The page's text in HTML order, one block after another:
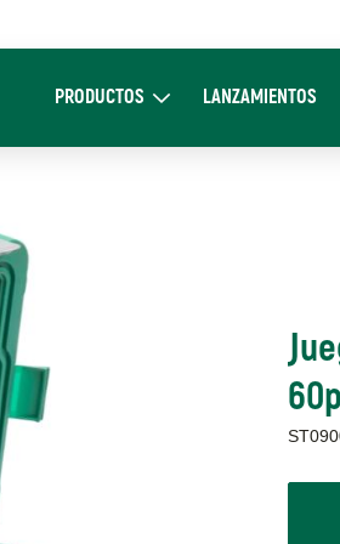
navigation
PRODUCTOSExpand ProductosLANZAMIENTOS